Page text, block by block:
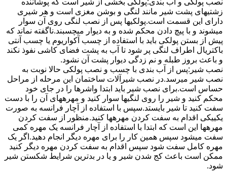
نصب پولکی و آب بندی:پولکی بخشی از شیر است که پوشاننده
زشتیهای پشت شیر مانند لنگی و بوشن مغزی است و هر شیری
دارای این قسمت است.پولکیها پس از نصب لنگی روی آن سوار
میشوند و با پیچ دادن محکم شده و به دیوار میچسبند.ناگفته نماند که
پیش از بستن پولکی باید با استفاده از چسب آکواریوم یا چسب آنتی
باکتریال اطراف لنگی پر شود تا آب به پشت فضای کاشی نفوذ نکند
و باعث بروز طبله و نم زدگی دیوار پشت آن نشود.
نصب شیر:پس از آب بندی با چسب و نصب پولکی حالا نوبت به
نصب شیر میرسد.در نصب شیرآلات ساختمان این مرحله از مراحل
حساس است.برای نصب شیر باید ابتدا واشرها را در جای خود
محکم کنید و شیر را روی لنگیها سوار کنید و مهرههای آن را با دست
سفت کنید تا شیر بایستد.سپس با استفاده از آچار فرانسه به صورت
یکییکی اقدام به سفت کردن مهرهها کنید.منظور از سفت کردن
مهرهها این است که ابتدا با استفاده از آچار فرانسه یک مهره کمی
سفت میشود سپس همین کار را برای مهره دیگر انجام دهید.اگر یک
مهره کامل سفت شود سپس اقدام به سفت کردن مهره دیگر کنید
ممکن است باعث کج شدن شیر و یا در بدترین شرایط شکستن شیر
شود.